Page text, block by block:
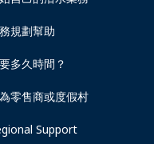
規劃幫助
多久時間？
零售商或度假村
Support